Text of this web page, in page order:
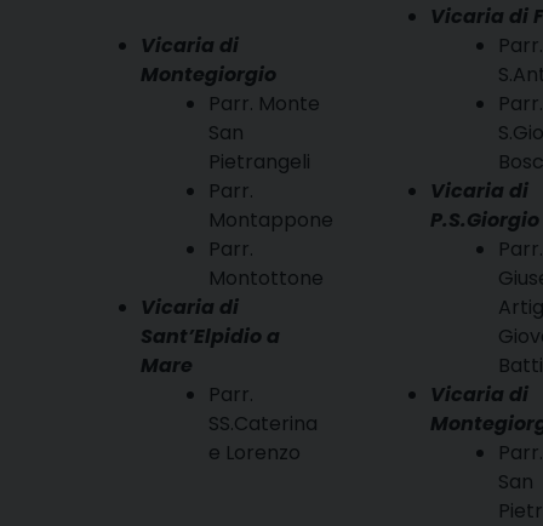
Vicaria di
Montegiorgio
Parr. Monte
San
Pietrangeli
Parr.
Montappone
Parr.
Montottone
Vicaria di
Sant’Elpidio a
Mare
Parr.
SS.Caterina
e Lorenzo
Vicaria di
Parr.
Parr.
Vicaria di
P.S.Giorgio
Vicaria di
San